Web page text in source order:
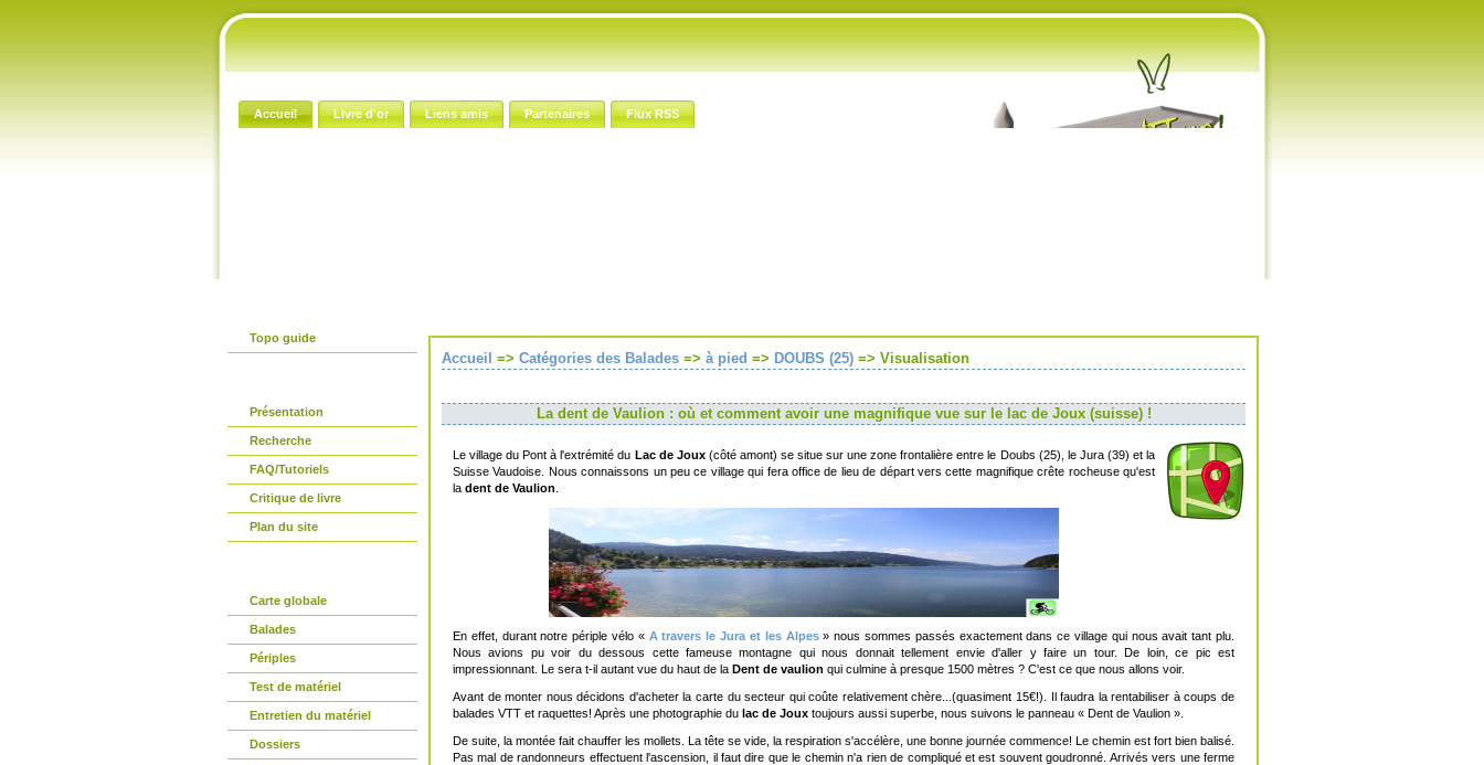
Accueil Livre d'or Liens amis Partenaires Flux RSS
Topo guide
Présentation
Recherche
FAQ/Tutoriels
Critique de livre
Plan du site
Carte globale
Balades
Périples
Test de matériel
Entretien du matériel
Dossiers
Accueil => Catégories des Balades => à pied => DOUBS (25) => Visualisation
La dent de Vaulion : où et comment avoir une magnifique vue sur le lac de Joux (suisse) !
Le village du Pont à l'extrémité du Lac de Joux(côté amont) se situe sur une zone frontalière entre le Doubs (25), le Jura (39) et la
Suisse Vaudoise. Nous connaissons un peu ce village qui fera office de lieu de départ vers cette magnifique crête rocheuse qu'est
la dent de Vaulion
En effet, durant notre périple vélo « A travers le Jura et les Alpes» nous sommes passés exactement dans ce village qui nous avait tant plu.
Nous avions pu voir du dessous cette fameuse montagne qui nous donnait tellement envie d'aller y faire un tour. De loin, ce pic est
impressionnant. Le sera t-il autant vue du haut de la Dent de vaulion qui culmine à presque 1500 mètres ? C'est ce que nous allons voir.
Avant de monter nous décidons d'acheter la carte du secteur qui coûte relativement chère...(quasiment 15€!). Il faudra la rentabiliser à coups de
balades VTT et raquettes! Après une photographie du lac de Joux toujours aussi superbe, nous suivons le panneau « Dent de Vaulion ».
De suite, la montée fait chauffer les mollets. La tête se vide, la respiration s'accélère, une bonne journée commence! Le chemin est fort bien balisé.
Pas mal de randonneurs effectuent l'ascension, il faut dire que le chemin n'a rien de compliqué et est souvent goudronné. Arrivés vers une ferme